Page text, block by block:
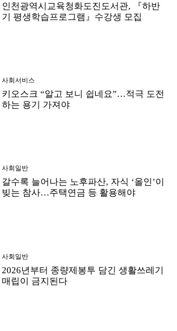
인천광역시교육청화도진도서관, 『하반
기 평생학습프로그램』수강생 모집
사회서비스
키오스크 “알고 보니 쉽네요”…적극 도전
하는 용기 가져야
사회일반
갈수록 늘어나는 노후파산, 자식 ‘올인’이
빚는 참사…주택연금 등 활용해야
사회일반
2026년부터 종량제봉투 담긴 생활쓰레기
매립이 금지된다